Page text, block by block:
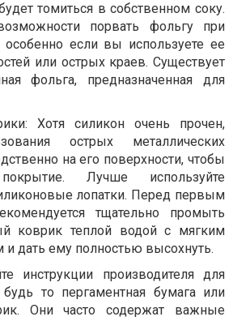
томиться в собственном соку.
порвать фольгу при
если вы используете ее
или острых краев. Существует
фольга, предназначенная для
Хотя силикон очень прочен,
острых металлических
на его поверхности, чтобы
Лучше используйте
лопатки. Перед первым
тщательно промыть
коврик теплой водой с мягким
дать ему полностью высохнуть.
инструкции производителя для
то пергаментная бумага или
Они часто содержат важные